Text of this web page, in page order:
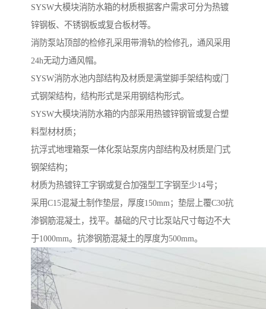
SYSW大模块消防水箱的材质根据客户需求可分为热镀
锌钢板、不锈钢板或复合板材等。
消防泵站顶部的检修孔采用带滑轨的检修孔，通风采用
24h无动力通风帽。
SYSW消防水池内部结构及材质是满堂脚手架结构或门
式钢架结构，结构形式是采用钢结构形式。
SYSW大模块消防水箱的内部采用热镀锌钢管或复合塑
料型材材质；
抗浮式地埋箱泵一体化泵站泵房内部结构及材质是门式
钢架结构；
材质为热镀锌工字钢或复合加强型工字钢至少14号；
采用C15混凝土制作垫层，厚度150mm；垫层上覆C30抗
渗钢筋混凝土，找平。基础的尺寸比泵站尺寸每边不大
于1000mm。抗渗钢筋混凝土的厚度为500mm。